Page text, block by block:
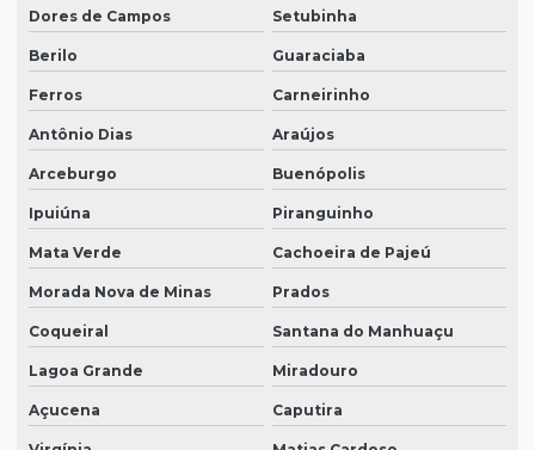
Dores de Campos Setubinha
Berilo Guaraciaba
Ferros Carneirinho
Antônio Dias Araújos
Arceburgo Buenópolis
Ipuiúna Piranguinho
Mata Verde Cachoeira de Pajeú
Morada Nova de Minas Prados
Coqueiral Santana do Manhuaçu
Lagoa Grande Miradouro
Açucena Caputira